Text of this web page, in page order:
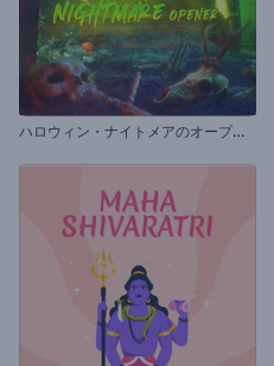
ハ
ロウィン・ナイトメアのオープニング動画